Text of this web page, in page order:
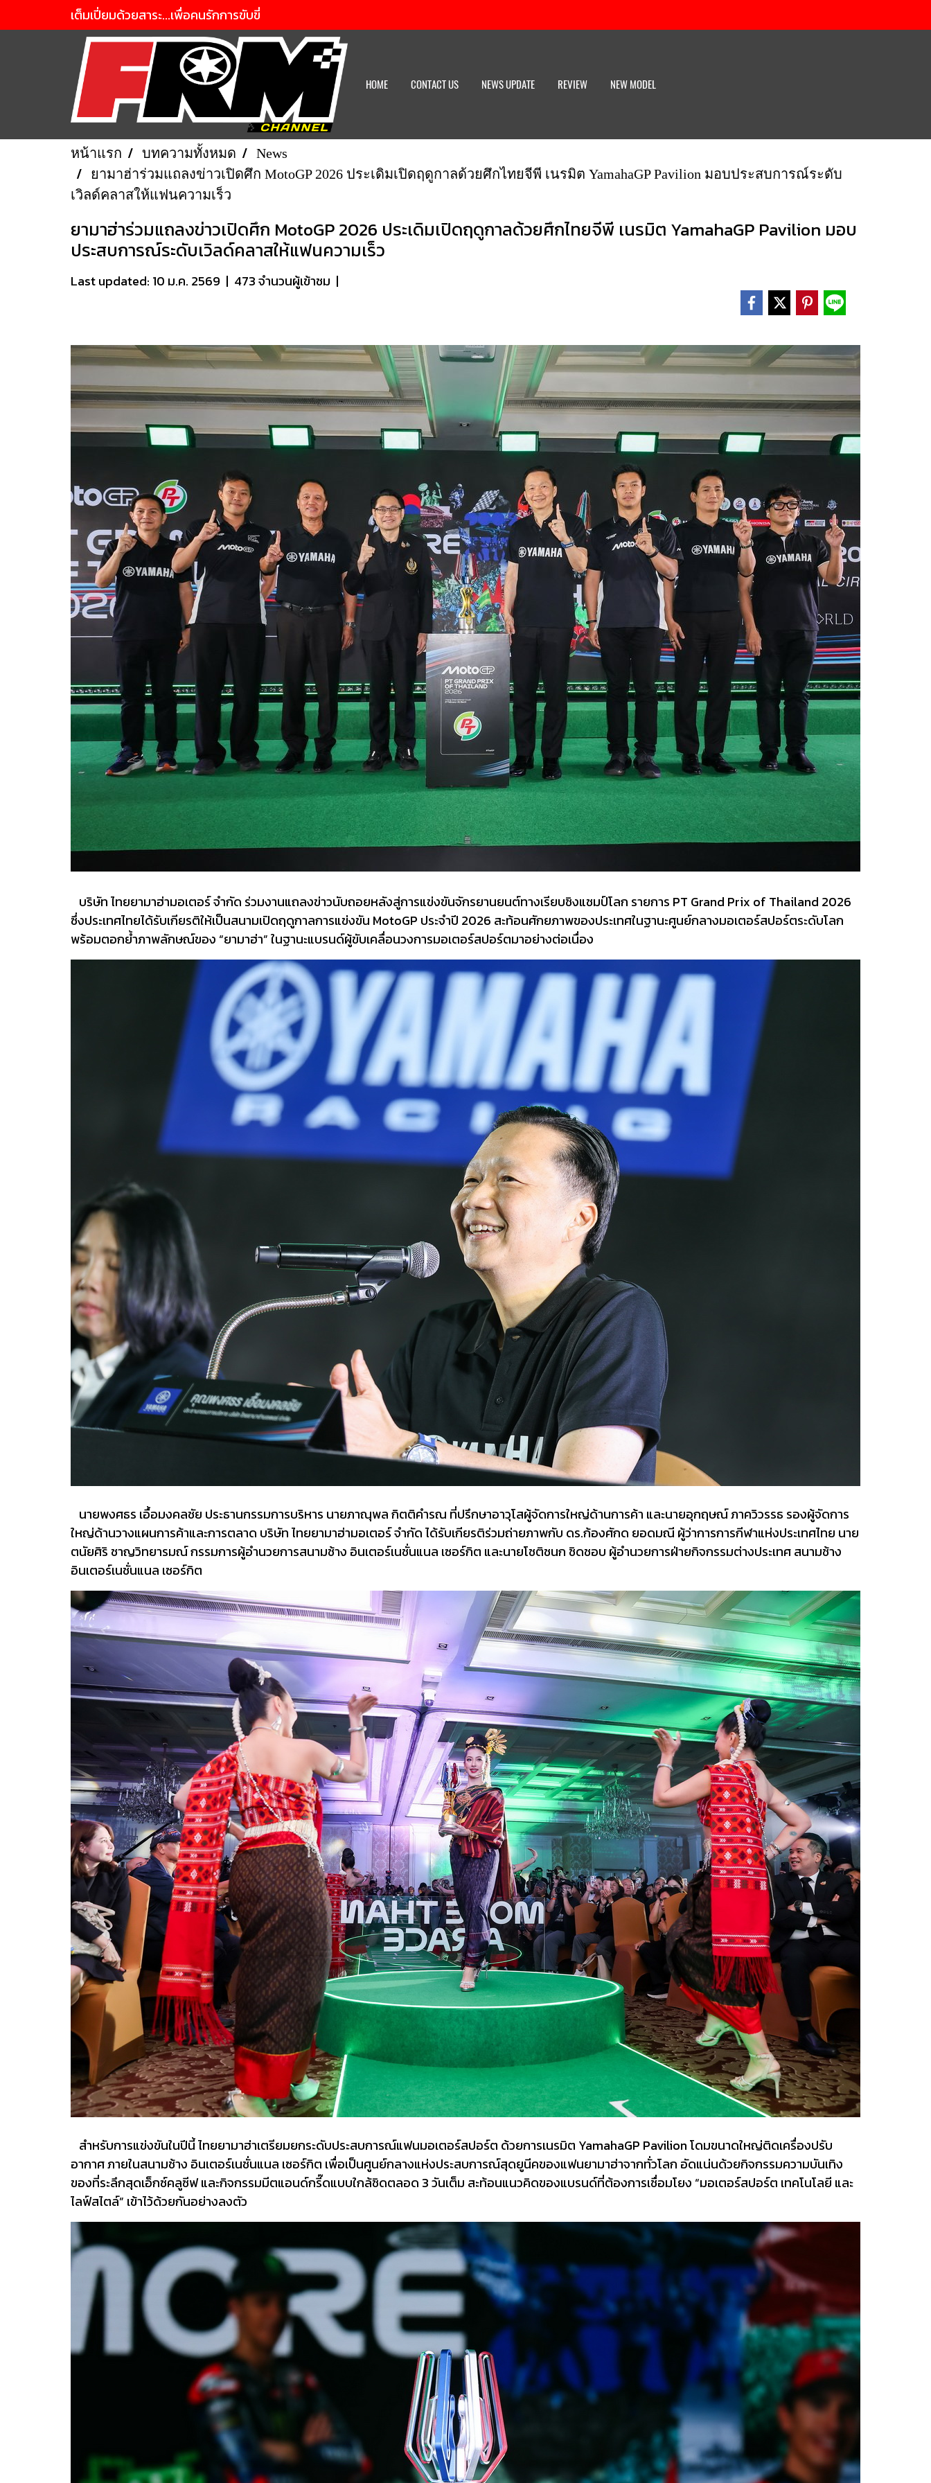
เต็มเปี่ยมด้วยสาระ...เพื่อคนรักการขับขี่
HOME CONTACT US NEWS UPDATE REVIEW NEW MODEL
หน้าแรก บทความทั้งหมด
News
ยามาฮ่าร่วมแถลงข่าวเปิดศึก MotoGP 2026 ประเดิมเปิดฤดูกาลด้วยศึกไทยจีพี เนรมิต YamahaGP Pavilion มอบประสบการณ์ระดับ
เวิลด์คลาสให้แฟนความเร็ว
ยามาฮ่าร่วมแถลงข่าวเปิดศึก MotoGP 2026 ประเดิมเปิดฤดูกาลด้วยศึกไทยจีพี เนรมิต YamahaGP Pavilion มอบ
ประสบการณ์ระดับเวิลด์คลาสให้แฟนความเร็ว
Last updated: 10 ม.ค. 2569 | 473 จำนวนผู้เข้าชม |
บริษัท ไทยยามาฮ่ามอเตอร์ จำกัด ร่วมงานแถลงข่าวนับถอยหลังสู่การแข่งขันจักรยานยนต์ทางเรียบชิงแชมป์โลก รายการ PT Grand Prix of Thailand 2026
ซึ่งประเทศไทยได้รับเกียรติให้เป็นสนามเปิดฤดูกาลการแข่งขัน MotoGP ประจำปี 2026 สะท้อนศักยภาพของประเทศในฐานะศูนย์กลางมอเตอร์สปอร์ตระดับโลก
พร้อมตอกย้ำภาพลักษณ์ของ “ยามาฮ่า” ในฐานะแบรนด์ผู้ขับเคลื่อนวงการมอเตอร์สปอร์ตมาอย่างต่อเนื่อง
นายพงศธร เอื้อมงคลชัย ประธานกรรมการบริหาร นายภาณุพล กิตติคำรณ ที่ปรึกษาอาวุโสผู้จัดการใหญ่ด้านการค้า และนายอุกฤษณ์ ภาควิวรรธ รองผู้จัดการ
ใหญ่ด้านวางแผนการค้าและการตลาด บริษัท ไทยยามาฮ่ามอเตอร์ จำกัด ได้รับเกียรติร่วมถ่ายภาพกับ ดร.ก้องศักด ยอดมณี ผู้ว่าการการกีฬาแห่งประเทศไทย นาย
ตนัยศิริ ชาญวิทยารมณ์ กรรมการผู้อำนวยการสนามช้าง อินเตอร์เนชั่นแนล เซอร์กิต และนายโชติชนก ชิดชอบ ผู้อำนวยการฝ่ายกิจกรรมต่างประเทศ สนามช้าง
อินเตอร์เนชั่นแนล เซอร์กิต
สำหรับการแข่งขันในปีนี้ ไทยยามาฮ่าเตรียมยกระดับประสบการณ์แฟนมอเตอร์สปอร์ต ด้วยการเนรมิต YamahaGP Pavilion โดมขนาดใหญ่ติดเครื่องปรับ
อากาศ ภายในสนามช้าง อินเตอร์เนชั่นแนล เซอร์กิต เพื่อเป็นศูนย์กลางแห่งประสบการณ์สุดยูนีคของแฟนยามาฮ่าจากทั่วโลก อัดแน่นด้วยกิจกรรมความบันเทิง
ของที่ระลึกสุดเอ็กซ์คลูซีฟ และกิจกรรมมีตแอนด์กรี๊ดแบบใกล้ชิดตลอด 3 วันเต็ม สะท้อนแนวคิดของแบรนด์ที่ต้องการเชื่อมโยง “มอเตอร์สปอร์ต เทคโนโลยี และ
ไลฟ์สไตล์” เข้าไว้ด้วยกันอย่างลงตัว